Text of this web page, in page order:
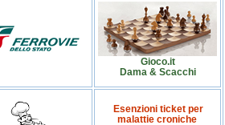
Gioco.it
Dama & Scacchi
Esenzioni ticket per
malattie croniche